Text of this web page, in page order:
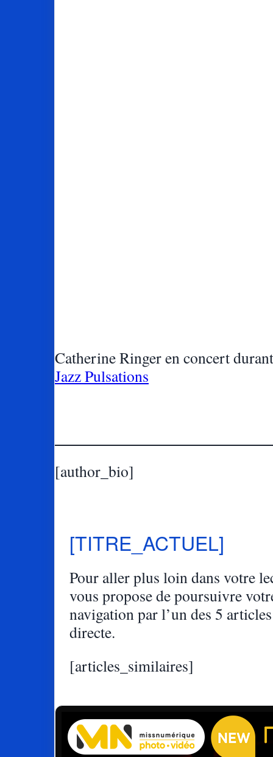
Catherine Ringer en concert
Jazz Pulsations
[author_bio]
[TITRE_ACTUEL]
Pour aller plus loin dans votre
vous propose de poursuivre
navigation par l’un des 5
directe.
[articles_similaires]